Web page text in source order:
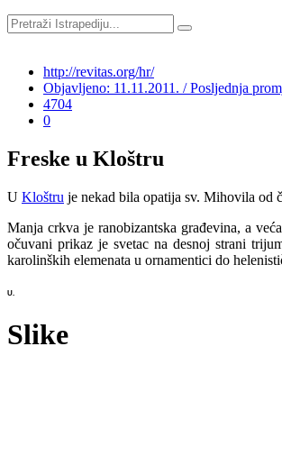
http://revitas.org/hr/
Objavljeno: 11.11.2011. / Posljednja
4704
0
Freske u Kloštru
U Kloštru je nekad bila opatija sv. Mihovila od
Manja crkva je ranobizantska građevina, a
očuvani prikaz je svetac na desnoj strani
karolinških elemenata u ornamentici do
U.
Slike